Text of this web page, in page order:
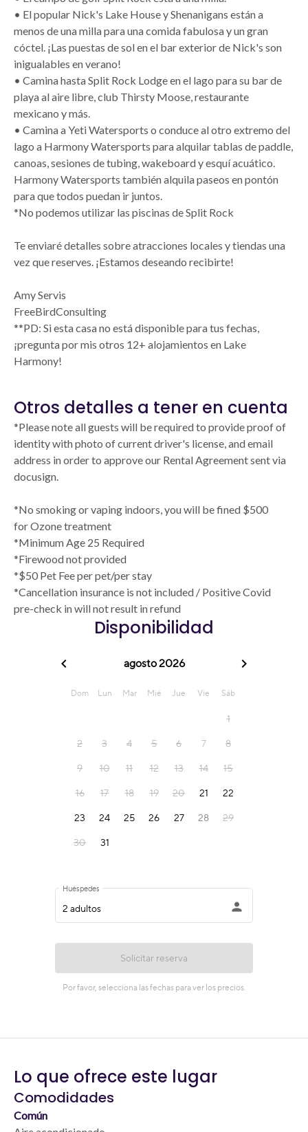
• El popular Nick's Lake House y Shenanigans están a
menos de una milla para una comida fabulosa y un gran
cóctel. ¡Las puestas de sol en el bar exterior de Nick's son
inigualables en verano!
• Camina hasta Split Rock Lodge en el lago para su bar de
playa al aire libre, club Thirsty Moose, restaurante
mexicano y más.
• Camina a Yeti Watersports o conduce al otro extremo del
lago a Harmony Watersports para alquilar tablas de paddle,
canoas, sesiones de tubing, wakeboard y esquí acuático.
Harmony Watersports también alquila paseos en pontón
para que todos puedan ir juntos.
*No podemos utilizar las piscinas de Split Rock
Te enviaré detalles sobre atracciones locales y tiendas una
vez que reserves. ¡Estamos deseando recibirte!
Amy Servis
FreeBirdConsulting
**PD: Si esta casa no está disponible para tus fechas,
¡pregunta por mis otros 12+ alojamientos en Lake
Harmony!
Otros detalles a tener en cuenta
*Please note all guests will be required to provide proof of
identity with photo of current driver's license, and email
address in order to approve our Rental Agreement sent via
docusign.
*No smoking or vaping indoors, you will be fined $500
for Ozone treatment
*Minimum Age 25 Required
*Firewood not provided
*$50 Pet Fee per pet/per stay
*Cancellation insurance is not included / Positive Covid
pre-check in will not result in refund
Disponibilidad
Lo que ofrece este lugar
Comodidades
Común